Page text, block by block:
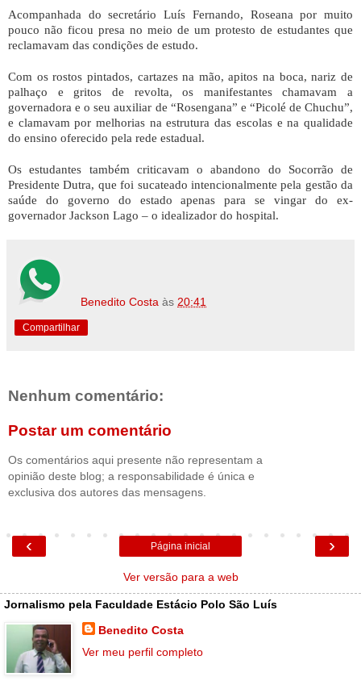
Acompanhada do secretário Luís Fernando, Roseana por muito
pouco não ficou presa no meio de um protesto de estudantes que
reclamavam das condições de estudo.
Com os rostos pintados, cartazes na mão, apitos na boca, nariz de
palhaço e gritos de revolta, os manifestantes chamavam a
governadora e o seu auxiliar de “Rosengana” e “Picolé de Chuchu”,
e clamavam por melhorias na estrutura das escolas e na qualidade
do ensino oferecido pela rede estadual.
Os estudantes também criticavam o abandono do Socorrão de
Presidente Dutra, que foi sucateado intencionalmente pela gestão da
saúde do governo do estado apenas para se vingar do ex-
governador Jackson Lago – o idealizador do hospital.
Benedito Costa às 20:41
Compartilhar
Nenhum comentário:
Postar um comentário
Os comentários aqui presente não representam a
opinião deste blog; a responsabilidade é única e
exclusiva dos autores das mensagens.
‹ ›
Página inicial
Ver versão para a web
Jornalismo pela Faculdade Estácio Polo São Luís
Benedito Costa
Ver meu perfil completo